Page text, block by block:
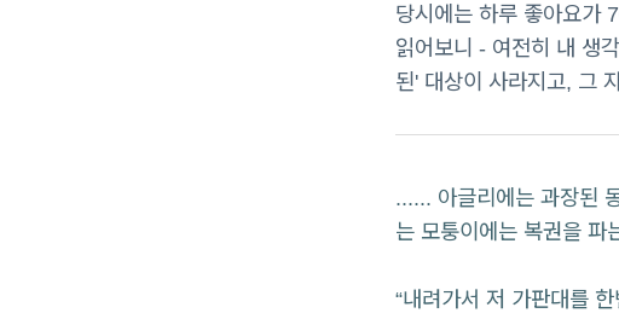
당시에는 하루 좋아요가
읽어보니 - 여전히 내 생
된' 대상이 사라지고, 그
...... 아글리에는 과장된
는 모퉁이에는 복권을 파
“내려가서 저 가판대를